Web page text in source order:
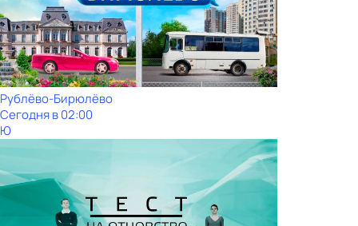
Рублёво-Бирюлёво
Сегодня в 02:00
Ю